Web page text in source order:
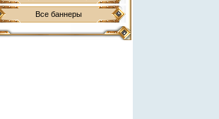
Все баннеры